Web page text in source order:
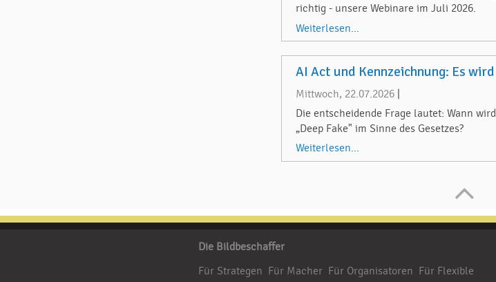
richtig - unsere Webinare im Juli 2026.
Weiterlesen...
AI Act und Kennzeichnung: Es
Mittwoch, 22.07.2026
Die entscheidende Frage lautet: Wann
„Deep Fake" im Sinne des Gesetzes?
Weiterlesen...
Die Bildbeschaffer
Für Strategen Für Macher Für Organisatoren Für Flexible